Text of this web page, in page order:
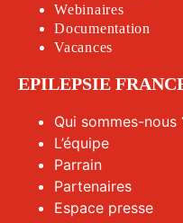
Webinaires
Documentation
Vacances
EPILEPSIE
Qui sommes-nous
L’équipe
Parrain
Partenaires
Espace presse